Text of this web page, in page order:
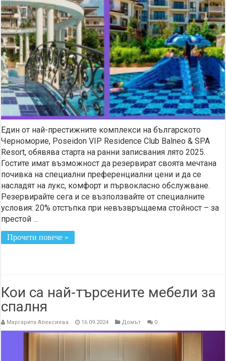
Един от най-престижните комплекси на българското
Черноморие, Poseidon VIP Residence Club Balneo & SPA
Resort, обявява старта на ранни записвания лято 2025.
Гостите имат възможност да резервират своята мечтана
почивка на специални преференциални цени и да се
насладят на лукс, комфорт и първокласно обслужване.
Резервирайте сега и се възползвайте от специалните
условия: 20% отстъпка при невъзвръщаема стойност – за
престой …
Прочети повече »
Кои са най-търсените мебели за
спалня
Маргарита Алексиева 16.09.2024 Домът 0